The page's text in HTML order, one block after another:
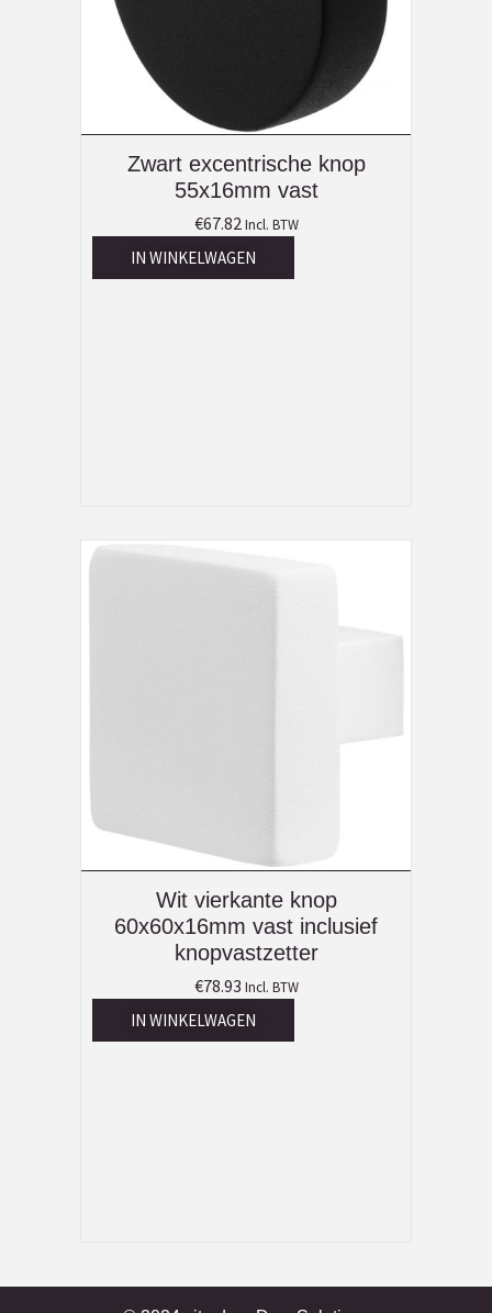
Zwart excentrische knop
55x16mm vast
€67.82 Incl. BTW
IN WINKELWAGEN
Wit vierkante knop
60x60x16mm vast inclusief
knopvastzetter
€78.93 Incl. BTW
IN WINKELWAGEN